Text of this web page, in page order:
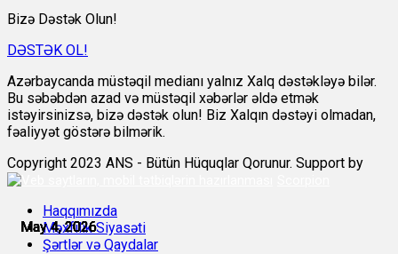
May 4, 2026
May 4, 2026
May 4, 2026
May 4, 2026
May 4, 2026
May 4, 2026
Bizə Dəstək Olun!
DƏSTƏK OL!
Azərbaycanda müstəqil medianı yalnız Xalq dəstəkləyə bilər.
Bu səbəbdən azad və müstəqil xəbərlər əldə etmək
istəyirsinizsə, bizə dəstək olun! Biz Xalqın dəstəyi olmadan,
fəaliyyət göstərə bilmərik.
Copyright 2023 ANS - Bütün Hüquqlar Qorunur. Support by
Haqqımızda
Məxfilik Siyasəti
Şərtlər və Qaydalar